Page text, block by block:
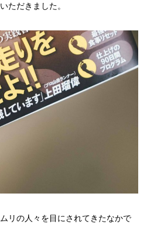
ただきました。
リの人々を目にされてきたなかで